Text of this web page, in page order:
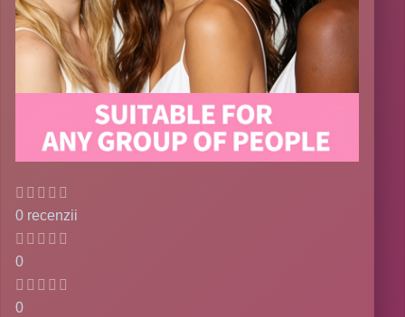
0 recenzii
0
0